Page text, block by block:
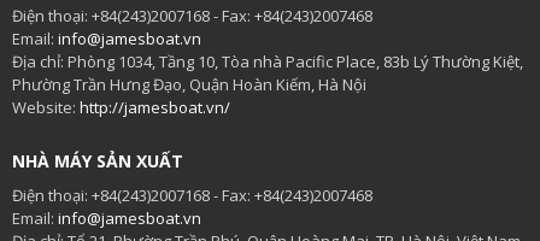
Điện thoại: +84(243)2007168 - Fax: +84(243)2007468
Email: info@jamesboat.vn
Địa chỉ: Phòng 1034, Tầng 10, Tòa nhà Pacific Place, 83b Lý Thường Kiệt,
Phường Trần Hưng Đạo, Quận Hoàn Kiếm, Hà Nội
Website: http://jamesboat.vn/
NHÀ MÁY SẢN XUẤT
Điện thoại: +84(243)2007168 - Fax: +84(243)2007468
Email: info@jamesboat.vn